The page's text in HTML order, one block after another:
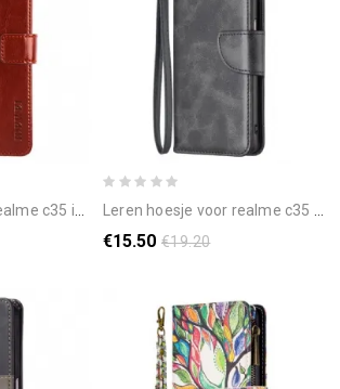
idewei leren hoesje voor realme c35 met ketting folio-hoesje gladde schuine klep met riem
€15.50 €19.20